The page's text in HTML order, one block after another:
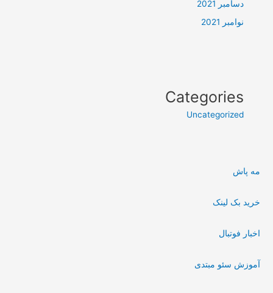
دسامبر 2021
نوامبر 2021
Categories
Uncategorized
مه پاش
خرید بک لینک
اخبار فوتبال
آموزش سئو مبتدی